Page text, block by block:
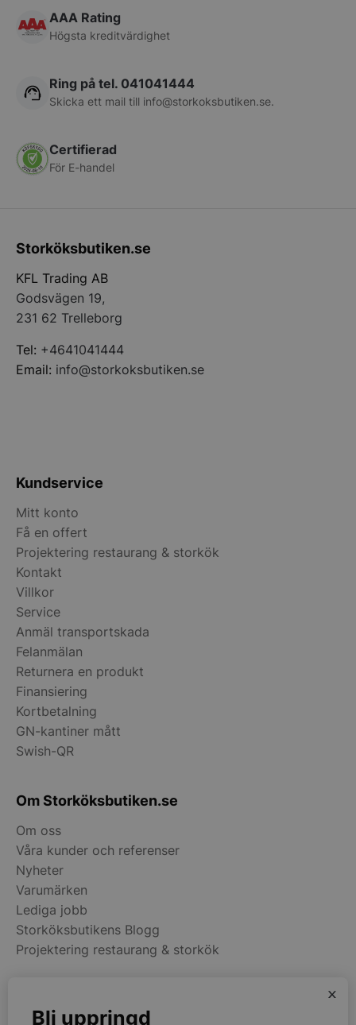
AAA Rating
Högsta kreditvärdighet
Ring på tel. 041041444
Skicka ett mail till info@storkoksbutiken.se.
Certifierad
För E-handel
Storköksbutiken.se
KFL Trading AB
Godsvägen 19,
231 62 Trelleborg
Tel: +4641041444
Email: info@storkoksbutiken.se
Kundservice
Mitt konto
Få en offert
Projektering restaurang & storkök
Kontakt
Villkor
Service
Anmäl transportskada
Felanmälan
Returnera en produkt
Finansiering
Kortbetalning
GN-kantiner mått
Swish-QR
Om Storköksbutiken.se
Om oss
Våra kunder och referenser
Nyheter
Varumärken
Lediga jobb
Storköksbutikens Blogg
Projektering restaurang & storkök
x
Bli uppringd
CookieScriptConsent
PHPSESSID
pys_start_session
__lc_cid
__lc_cst
{32}
woocommerce_cart_hash
woocommerce_items_in_cart